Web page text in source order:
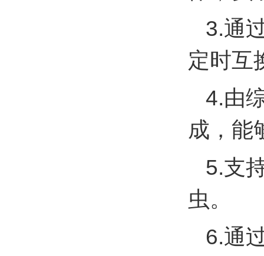
3.通
定时互
4.由
成，能
5.支
虫。
6.通